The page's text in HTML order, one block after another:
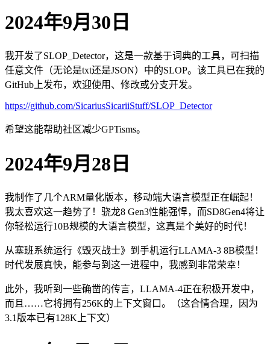
2024年9月30日
我开发了SLOP_Detector，这是一款基于词典的工具，可扫描
任意文件（无论是txt还是JSON）中的SLOP。该工具已在我的
GitHub上发布，欢迎使用、修改或分支开发。
https://github.com/SicariusSicariiStuff/SLOP_Detector
希望这能帮助社区减少GPTisms。
2024年9月28日
我制作了几个ARM量化版本，移动端大语言模型正在崛起！
我太喜欢这一趋势了！骁龙8 Gen3性能强悍，而SD8Gen4将让
你轻松运行10B规模的大语言模型，这真是个美好的时代！
从塞班系统运行《毁灭战士》到手机运行LLAMA-3 8B模型！
时代发展真快，能参与到这一进程中，我感到非常荣幸！
此外，我听到一些确凿的传言，LLAMA-4正在积极开发中，
而且……它将拥有256K的上下文窗口。（这合情合理，因为
3.1版本已有128K上下文）